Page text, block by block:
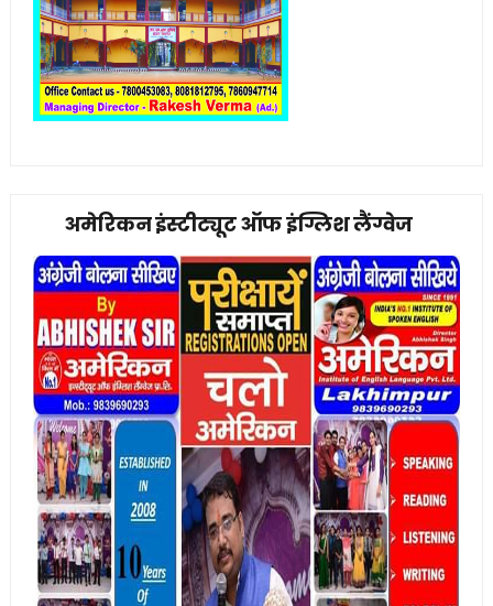
अमेरिकन इंस्टीट्यूट ऑफ इंग्लिश लैंग्वेज